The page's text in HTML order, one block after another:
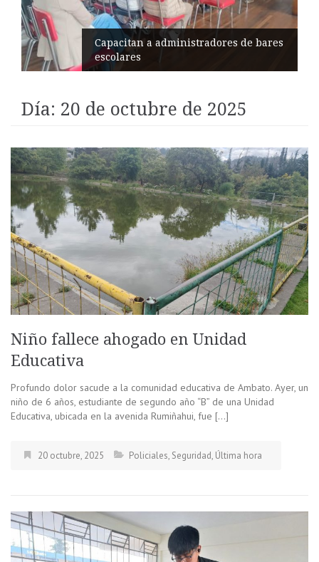
Éxito en recital de Ciudad Poética
Día: 20 de octubre de 2025
Niño fallece ahogado en Unidad
Educativa
Profundo dolor sacude a la comunidad educativa de Ambato. Ayer, un
niño de 6 años, estudiante de segundo año “B” de una Unidad
Educativa, ubicada en la avenida Rumiñahui, fue […]
20 octubre, 2025 Policiales, Seguridad, Última hora